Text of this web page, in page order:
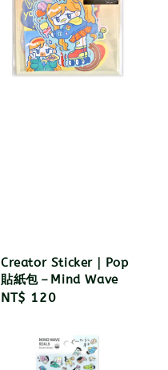
Creator Sticker｜Pop
貼紙包－Mind Wave
Regular
NT$ 120